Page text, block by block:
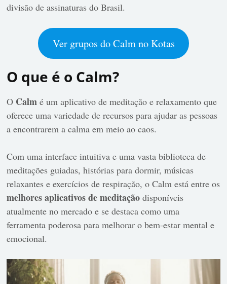
divisão de assinaturas do Brasil.
Ver grupos do Calm no Kotas
O que é o Calm?
O Calm é um aplicativo de meditação e relaxamento que
oferece uma variedade de recursos para ajudar as pessoas
a encontrarem a calma em meio ao caos.
Com uma interface intuitiva e uma vasta biblioteca de
meditações guiadas, histórias para dormir, músicas
relaxantes e exercícios de respiração, o Calm está entre os
melhores aplicativos de meditação disponíveis
atualmente no mercado e se destaca como uma
ferramenta poderosa para melhorar o bem-estar mental e
emocional.